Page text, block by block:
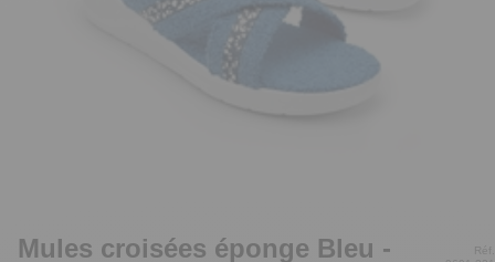
Mules croisées éponge Bleu -
Réf.